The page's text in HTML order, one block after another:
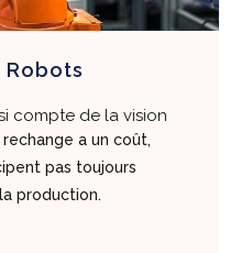
compte de la vision
a un coût,
pas toujours
production.